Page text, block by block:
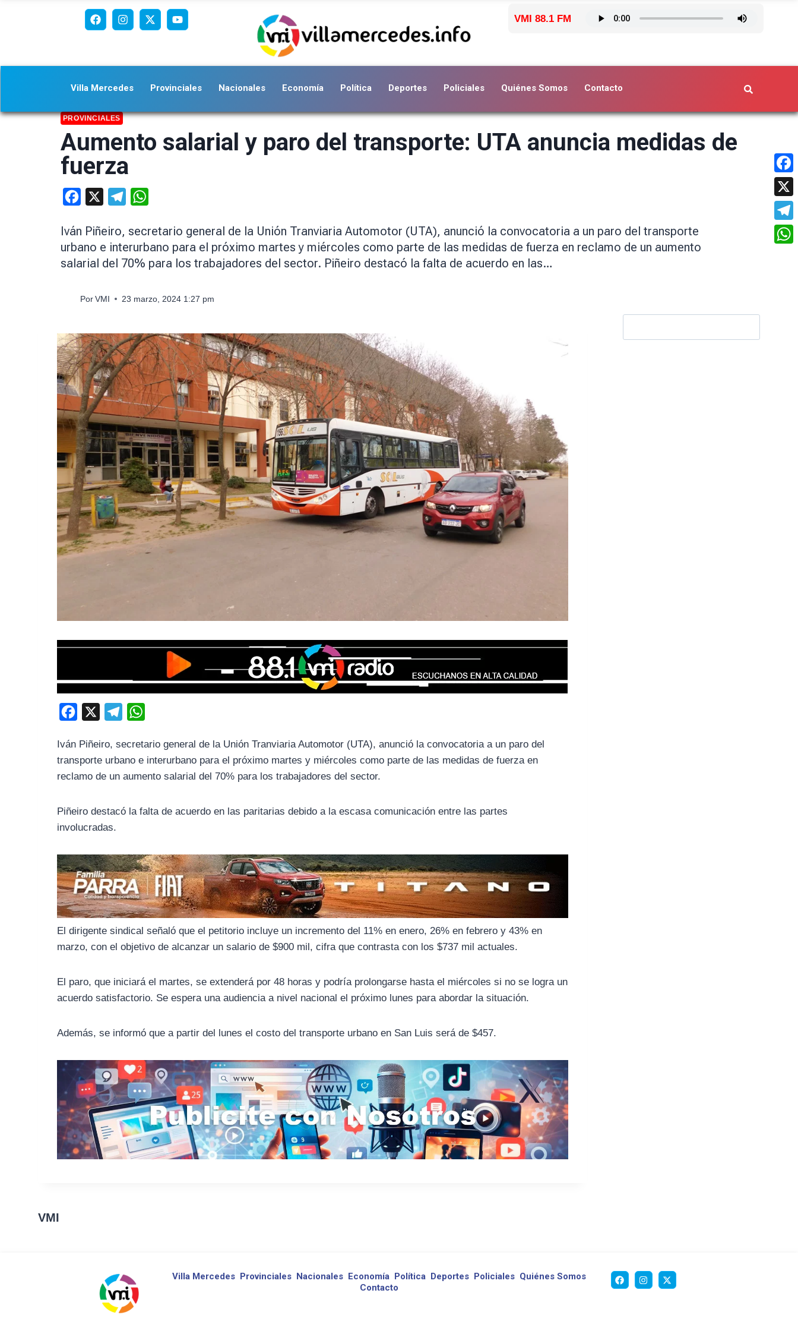
VMI 88.1 FM
Villa Mercedes Provinciales Nacionales Economía Política Deportes Policiales Quiénes Somos Contacto
PROVINCIALES
Aumento salarial y paro del transporte: UTA anuncia medidas de
fuerza
Facebook Telegram
Iván Piñeiro, secretario general de la Unión Tranviaria Automotor (UTA), anunció la convocatoria a un paro del transporte
urbano e interurbano para el próximo martes y miércoles como parte de las medidas de fuerza en reclamo de un aumento
salarial del 70% para los trabajadores del sector. Piñeiro destacó la falta de acuerdo en las…
Por VMI 23 marzo, 2024 1:27 pm
c
e
b
l
e
g
a
t
s
Iván Piñeiro, secretario general de la Unión Tranviaria Automotor (UTA), anunció la convocatoria a un paro del
transporte urbano e interurbano para el próximo martes y miércoles como parte de las medidas de fuerza en
reclamo de un aumento salarial del 70% para los trabajadores del sector.
Piñeiro destacó la falta de acuerdo en las paritarias debido a la escasa comunicación entre las partes
involucradas.
El dirigente sindical señaló que el petitorio incluye un incremento del 11% en enero, 26% en febrero y 43% en
marzo, con el objetivo de alcanzar un salario de $900 mil, cifra que contrasta con los $737 mil actuales.
El paro, que iniciará el martes, se extenderá por 48 horas y podría prolongarse hasta el miércoles si no se logra un
acuerdo satisfactorio. Se espera una audiencia a nivel nacional el próximo lunes para abordar la situación.
Además, se informó que a partir del lunes el costo del transporte urbano en San Luis será de $457.
VMI
Villa Mercedes Provinciales Nacionales Economía Política Deportes Policiales Quiénes Somos
Contacto
X